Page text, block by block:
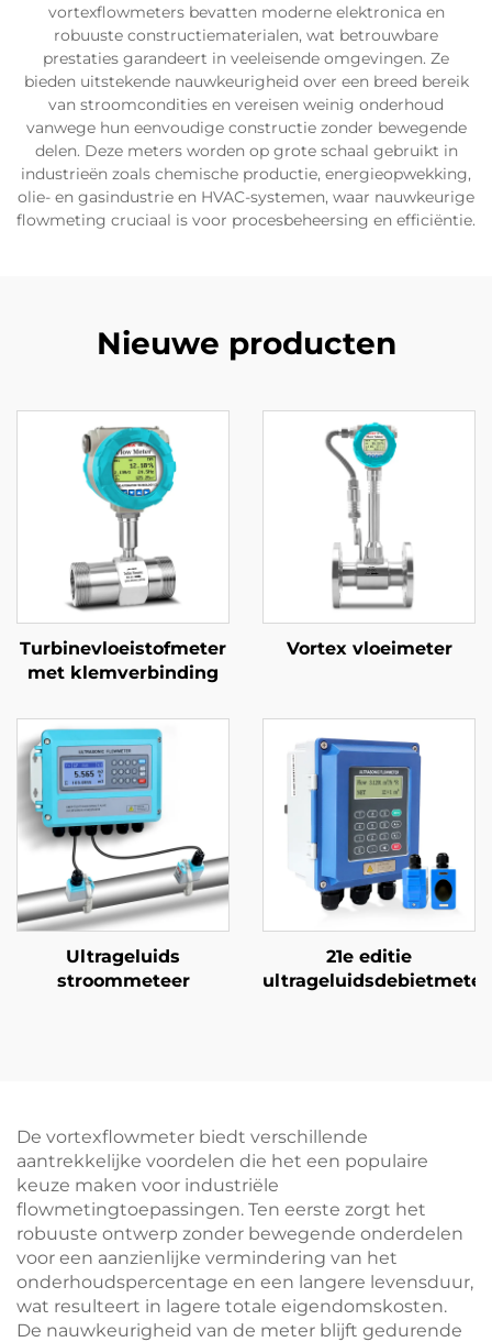
vortexflowmeters bevatten moderne elektronica en
robuuste constructiematerialen, wat betrouwbare
prestaties garandeert in veeleisende omgevingen. Ze
bieden uitstekende nauwkeurigheid over een breed bereik
van stroomcondities en vereisen weinig onderhoud
vanwege hun eenvoudige constructie zonder bewegende
delen. Deze meters worden op grote schaal gebruikt in
industrieën zoals chemische productie, energieopwekking,
olie- en gasindustrie en HVAC-systemen, waar nauwkeurige
flowmeting cruciaal is voor procesbeheersing en efficiëntie.
Nieuwe producten
Turbinevloeistofmeter
met klemverbinding
Vortex vloeimeter
Ultrageluids
stroommeteer
21e editie
ultrageluidsdebietmeter
De vortexflowmeter biedt verschillende
aantrekkelijke voordelen die het een populaire
keuze maken voor industriële
flowmetingtoepassingen. Ten eerste zorgt het
robuuste ontwerp zonder bewegende onderdelen
voor een aanzienlijke vermindering van het
onderhoudspercentage en een langere levensduur,
wat resulteert in lagere totale eigendomskosten.
De nauwkeurigheid van de meter blijft gedurende